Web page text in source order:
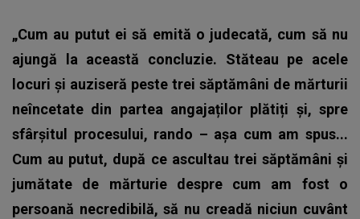
„Cum au putut ei să emită o judecată, cum să nu
ajungă la această concluzie. Stăteau pe acele
locuri și auziseră peste trei săptămâni de mărturii
neîncetate din partea angajaților plătiți și, spre
sfârșitul procesului, rando – așa cum am spus...
Cum au putut, după ce ascultau trei săptămâni și
jumătate de mărturie despre cum am fost o
persoană necredibilă, să nu creadă niciun cuvânt